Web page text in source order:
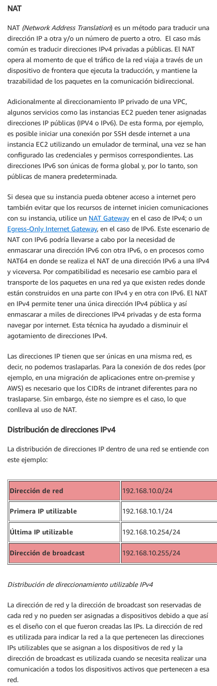
NAT
NAT (Network Address Translation) es un método para traducir una
dirección IP a otra y/o un número de puerto a otro. El caso más
común es traducir direcciones IPv4 privadas a públicas. El NAT
opera al momento de que el tráfico de la red viaja a través de un
dispositivo de frontera que ejecuta la traducción, y mantiene la
trazabilidad de los paquetes en la comunicación bidireccional.
Adicionalmente al direccionamiento IP privado de una VPC,
algunos servicios como las instancias EC2 pueden tener asignadas
direcciones IP públicas (IPV4 o IPv6). De esta forma, por ejemplo,
es posible iniciar una conexión por SSH desde internet a una
instancia EC2 utilizando un emulador de terminal, una vez se han
configurado las credenciales y permisos correspondientes. Las
direcciones IPv6 son únicas de forma global y, por lo tanto, son
públicas de manera predeterminada.
Si desea que su instancia pueda obtener acceso a internet pero
también evitar que los recursos de internet inicien comunicaciones
con su instancia, utilice un NAT Gateway en el caso de IPv4; o un
Egress-Only Internet Gateway, en el caso de IPv6. Este escenario de
NAT con IPv6 podría llevarse a cabo por la necesidad de
enmascarar una dirección IPv6 con otra IPv6, o en procesos como
NAT64 en donde se realiza el NAT de una dirección IPv6 a una IPv4
y viceversa. Por compatibilidad es necesario ese cambio para el
transporte de los paquetes en una red ya que existen redes donde
están construidos en una parte con IPv4 y en otra con IPv6. El NAT
en IPv4 permite tener una única dirección IPv4 pública y así
enmascarar a miles de direcciones IPv4 privadas y de esta forma
navegar por internet. Esta técnica ha ayudado a disminuir el
agotamiento de direcciones IPv4.
Las direcciones IP tienen que ser únicas en una misma red, es
decir, no podemos traslaparlas. Para la conexión de dos redes (por
ejemplo, en una migración de aplicaciones entre on-premise y
AWS) es necesario que los CIDRs de intranet diferentes para no
traslaparse. Sin embargo, éste no siempre es el caso, lo que
conlleva al uso de NAT.
Distribución de direcciones IPv4
La distribución de direcciones IP dentro de una red se entiende con
este ejemplo:
Dirección de red 192.168.10.0/24
Primera IP utilizable 192.168.10.1/24
Última IP utilizable 192.168.10.254/24
Dirección de broadcast 192.168.10.255/24
Distribución de direccionamiento utilizable IPv4
La dirección de red y la dirección de broadcast son reservadas de
cada red y no pueden ser asignadas a dispositivos debido a que así
es el diseño con el que fueron creadas las IPs. La dirección de red
es utilizada para indicar la red a la que pertenecen las direcciones
IPs utilizables que se asignan a los dispositivos de red y la
dirección de broadcast es utilizada cuando se necesita realizar una
comunicación a todos los dispositivos activos que pertenecen a esa
red.